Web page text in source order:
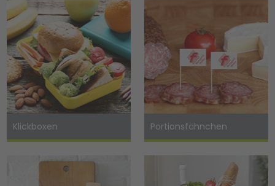
Klickboxen Portionsfähnchen